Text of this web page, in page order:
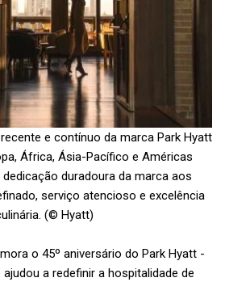
e contínuo da marca Park Hyatt
África, Ásia-Pacífico e Américas
duradoura da marca aos
serviço atencioso e excelência
(© Hyatt)
o 45º aniversário do Park Hyatt -
a redefinir a hospitalidade de